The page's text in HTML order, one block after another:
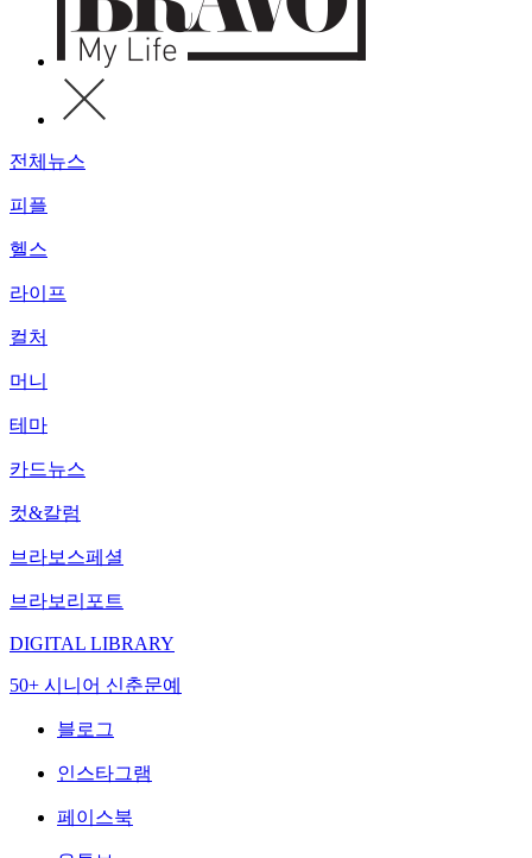
전체뉴스
피플
헬스
라이프
컬처
머니
테마
카드뉴스
컷&칼럼
브라보스페셜
브라보리포트
DIGITAL LIBRARY
50+ 시니어 신춘문예
블로그
인스타그램
페이스북